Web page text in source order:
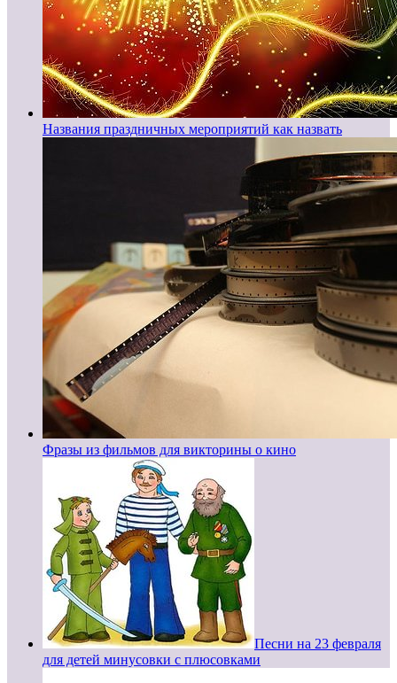
Названия праздничных мероприятий как назвать
Фразы из фильмов для викторины о кино
Песни на 23 февраля
для детей минусовки с плюсовками